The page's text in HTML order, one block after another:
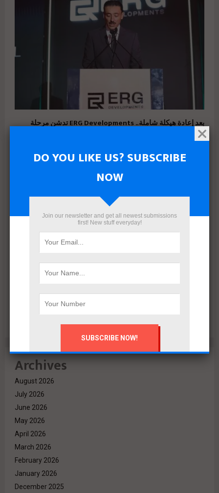
بعد إعادة هيكلة شاملة.. ERG Developments تدشن مرحلة
جديدة من النمو بدعم مالي بقيمة 700 مليون جنيه
البنك الأهلي المصري وإدارة أمناء الاستثمار يتعاقدان مع رامتان
للتطوير العقاري لطرح وحدات جاهزة بالعاصمة الإدارية
Archives
August 2026
July 2026
June 2026
May 2026
April 2026
March 2026
February 2026
January 2026
December 2025
DO YOU LIKE US? SUBSCRIBE
NOW
Join our newsletter and get all newest submissions
first! New stuff everyday!